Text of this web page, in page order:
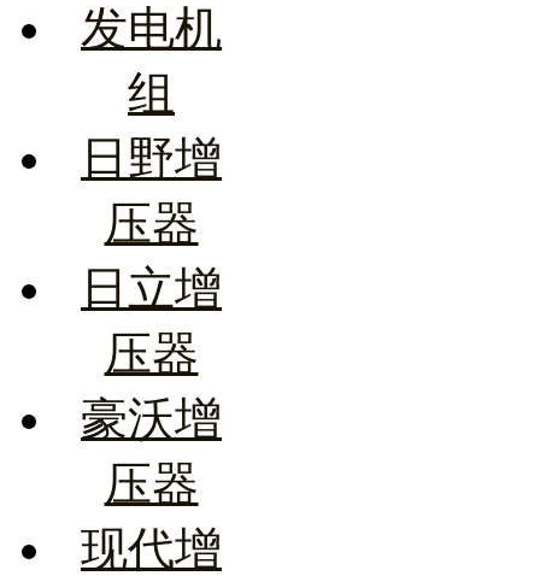
发电机
组
日野增
压器
日立增
压器
豪沃增
压器
现代增